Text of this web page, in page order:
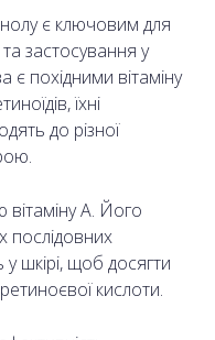
є ключовим для
та застосування у
є похідними вітаміну
їхні
до різної
А. Його
послідовних
шкірі, щоб досягти
кислоти.